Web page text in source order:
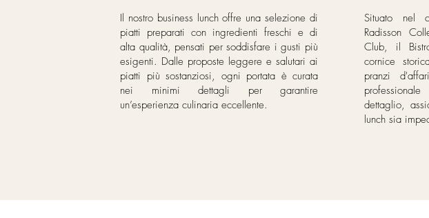
Il nostro business lunch offre una selezione di
piatti preparati con ingredienti freschi e di
alta qualità, pensati per soddisfare i gusti più
esigenti. Dalle proposte leggere e salutari ai
piatti più sostanziosi, ogni portata è curata
nei minimi dettagli per garantire
un’esperienza culinaria eccellente.
Situato nel
Radisson
Club, il
cornice
pranzi
dettaglio,
lunch sia